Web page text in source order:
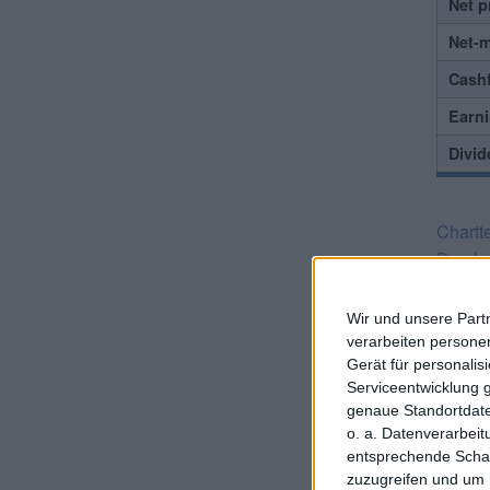
Wir und unsere
verarbeiten
Gerät für
Serviceentwicklung
genaue
o. a.
entsprechende
zuzugreifen und um
Net-
für
auf
getan
2022
Bilanz
Netto-